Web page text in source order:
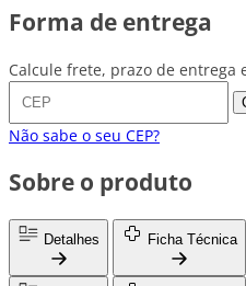
Forma de entrega
Calcule frete, prazo de entrega
Não sabe o seu CEP?
Sobre o produto
Detalhes Ficha Técnica